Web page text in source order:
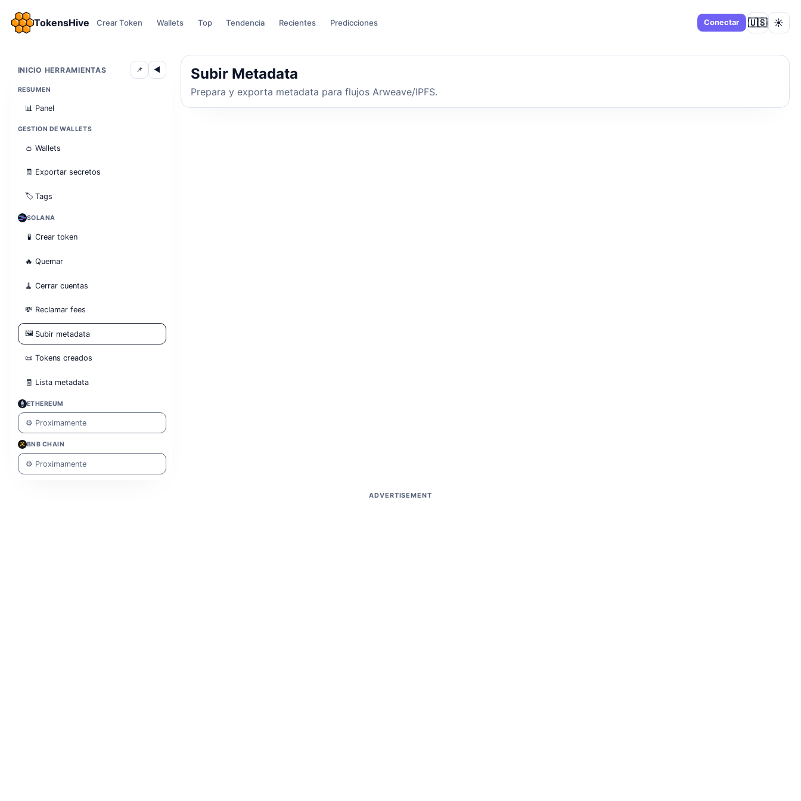
TokensHive Crear Token Wallets Top Tendencia Recientes Predicciones Conectar 🇺🇸 ☀️
INICIO HERRAMIENTAS 📌 ◀
RESUMEN
📊 Panel
GESTION DE WALLETS
👛 Wallets
🧾 Exportar secretos
🏷️ Tags
SOLANA
🧪 Crear token
🔥 Quemar
🧹 Cerrar cuentas
💸 Reclamar fees
🖼️ Subir metadata
📜 Tokens creados
🧾 Lista metadata
ETHEREUM
⚙️ Proximamente
BNB CHAIN
⚙️ Proximamente
Subir Metadata
Prepara y exporta metadata para flujos Arweave/IPFS.
ADVERTISEMENT